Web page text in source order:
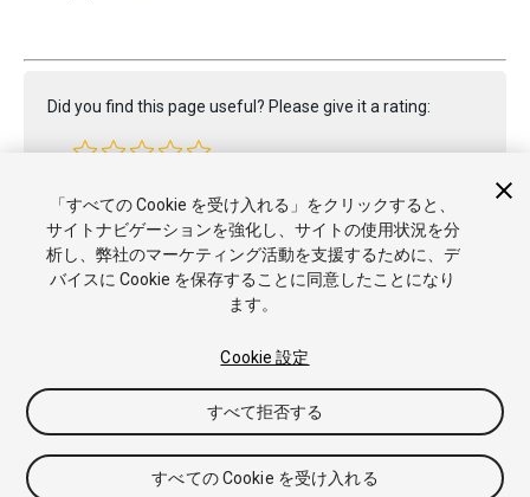
Did you find this page useful? Please give it a rating:
Report a problem on this page
チュートリアル
Answers ナレッジベース
ットストア
商標と利用規約 法律関連
プライバシーポリシー
クッキー
私の個人情報を販売または共有しない
Cookie 優先設定
「すべての Cookie を受け入れる」をクリックすると、
サイトナビゲーションを強化し、サイトの使用状況を分
析し、弊社のマーケティング活動を支援するために、デ
バイスに Cookie を保存することに同意したことになり
ます。
Cookie 設定
すべて拒否する
すべての Cookie を受け入れる